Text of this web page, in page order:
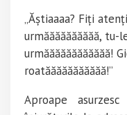
„Ăștiaaaa? Fiți
urmăăăăăăăăăă,
urmăăăăăăăăăăăă!
roatăăăăăăăăăăă!”
Aproape